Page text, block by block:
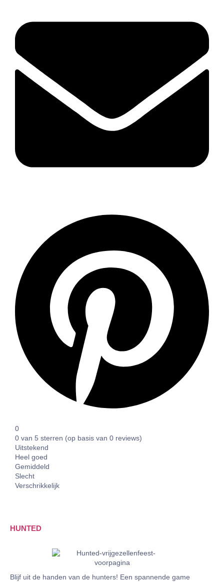
0
0 van 5 sterren (op basis van 0 reviews)
Uitstekend
Heel goed
Gemiddeld
Slecht
Verschrikkelijk
HUNTED
Blijf uit de handen van de hunters! Een spannende game